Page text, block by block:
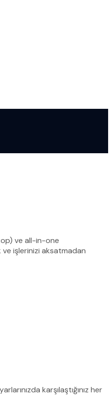
ve all-in-one
ve işlerinizi aksatmadan
karşılaştığınız her